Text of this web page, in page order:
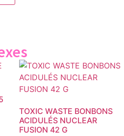
TOXIC WASTE BONBONS
ACIDULÉS NUCLEAR
FUSION 42 G